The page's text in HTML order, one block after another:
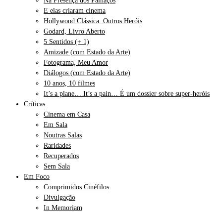
E elas criaram cinema
Hollywood Clássica: Outros Heróis
Godard, Livro Aberto
5 Sentidos (+ 1)
Amizade (com Estado da Arte)
Fotograma, Meu Amor
Diálogos (com Estado da Arte)
10 anos, 10 filmes
It’s a plane… It’s a pain… É um dossier sobre super-heróis
Críticas
Cinema em Casa
Em Sala
Noutras Salas
Raridades
Recuperados
Sem Sala
Em Foco
Comprimidos Cinéfilos
Divulgação
In Memoriam